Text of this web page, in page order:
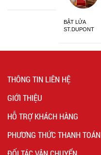
BẬT LỬA
ST.DUPONT
THÔNG TIN LIÊN HỆ
GIỚI THIỆU
HỖ TRỢ KHÁCH HÀNG
PHƯƠNG THỨC THANH TOÁN